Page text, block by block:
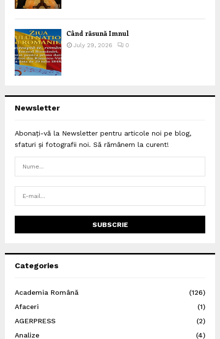
Când răsună Imnul
July 29, 2026 0
Newsletter
Abonați-vă la Newsletter pentru articole noi pe blog,
sfaturi și fotografii noi. Să rămânem la curent!
Categories
Academia Română
(126)
Afaceri
(1)
AGERPRESS
(2)
Analize
(4)